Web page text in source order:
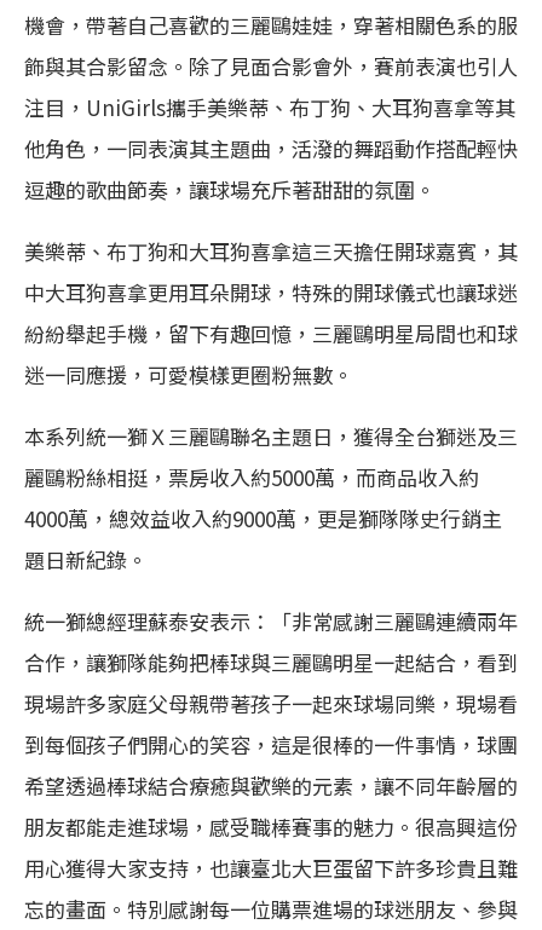
機會，帶著自己喜歡的三麗鷗娃娃，穿著相關色系的服
飾與其合影留念。除了見面合影會外，賽前表演也引人
注目，UniGirls攜手美樂蒂、布丁狗、大耳狗喜拿等其
他角色，一同表演其主題曲，活潑的舞蹈動作搭配輕快
逗趣的歌曲節奏，讓球場充斥著甜甜的氛圍。
美樂蒂、布丁狗和大耳狗喜拿這三天擔任開球嘉賓，其
中大耳狗喜拿更用耳朵開球，特殊的開球儀式也讓球迷
紛紛舉起手機，留下有趣回憶，三麗鷗明星局間也和球
迷一同應援，可愛模樣更圈粉無數。
本系列統一獅Ｘ三麗鷗聯名主題日，獲得全台獅迷及三
麗鷗粉絲相挺，票房收入約5000萬，而商品收入約
4000萬，總效益收入約9000萬，更是獅隊隊史行銷主
題日新紀錄。
統一獅總經理蘇泰安表示：「非常感謝三麗鷗連續兩年
合作，讓獅隊能夠把棒球與三麗鷗明星一起結合，看到
現場許多家庭父母親帶著孩子一起來球場同樂，現場看
到每個孩子們開心的笑容，這是很棒的一件事情，球團
希望透過棒球結合療癒與歡樂的元素，讓不同年齡層的
朋友都能走進球場，感受職棒賽事的魅力。很高興這份
用心獲得大家支持，也讓臺北大巨蛋留下許多珍貴且難
忘的畫面。特別感謝每一位購票進場的球迷朋友、參與